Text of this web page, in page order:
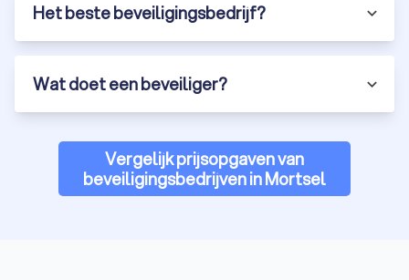
Het beste beveiligingsbedrijf?
Wat doet een beveiliger?
Vergelijk prijsopgaven van
beveiligingsbedrijven in Mortsel